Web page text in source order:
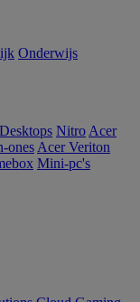
Onderwijs
Nitro Acer
ones Acer Veriton
Mini-pc's